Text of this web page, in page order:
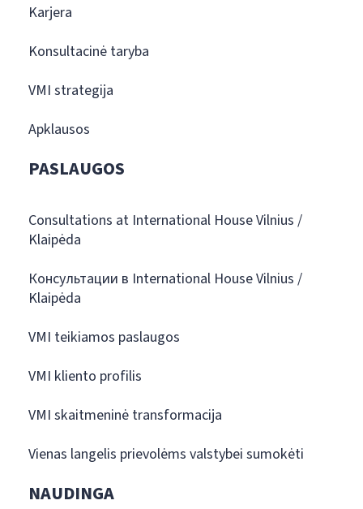
Karjera
Konsultacinė taryba
VMI strategija
Apklausos
PASLAUGOS
Consultations at International House Vilnius /
Klaipėda
Консультации в International House Vilnius /
Klaipėda
VMI teikiamos paslaugos
VMI kliento profilis
VMI skaitmeninė transformacija
Vienas langelis prievolėms valstybei sumokėti
NAUDINGA